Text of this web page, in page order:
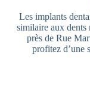
Les implants
similaire aux dents
près de Rue
profitez d’une